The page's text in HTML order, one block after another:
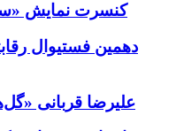
کنسرت‌ نمایش
دهمین فستیوال
علیرضا قربانی